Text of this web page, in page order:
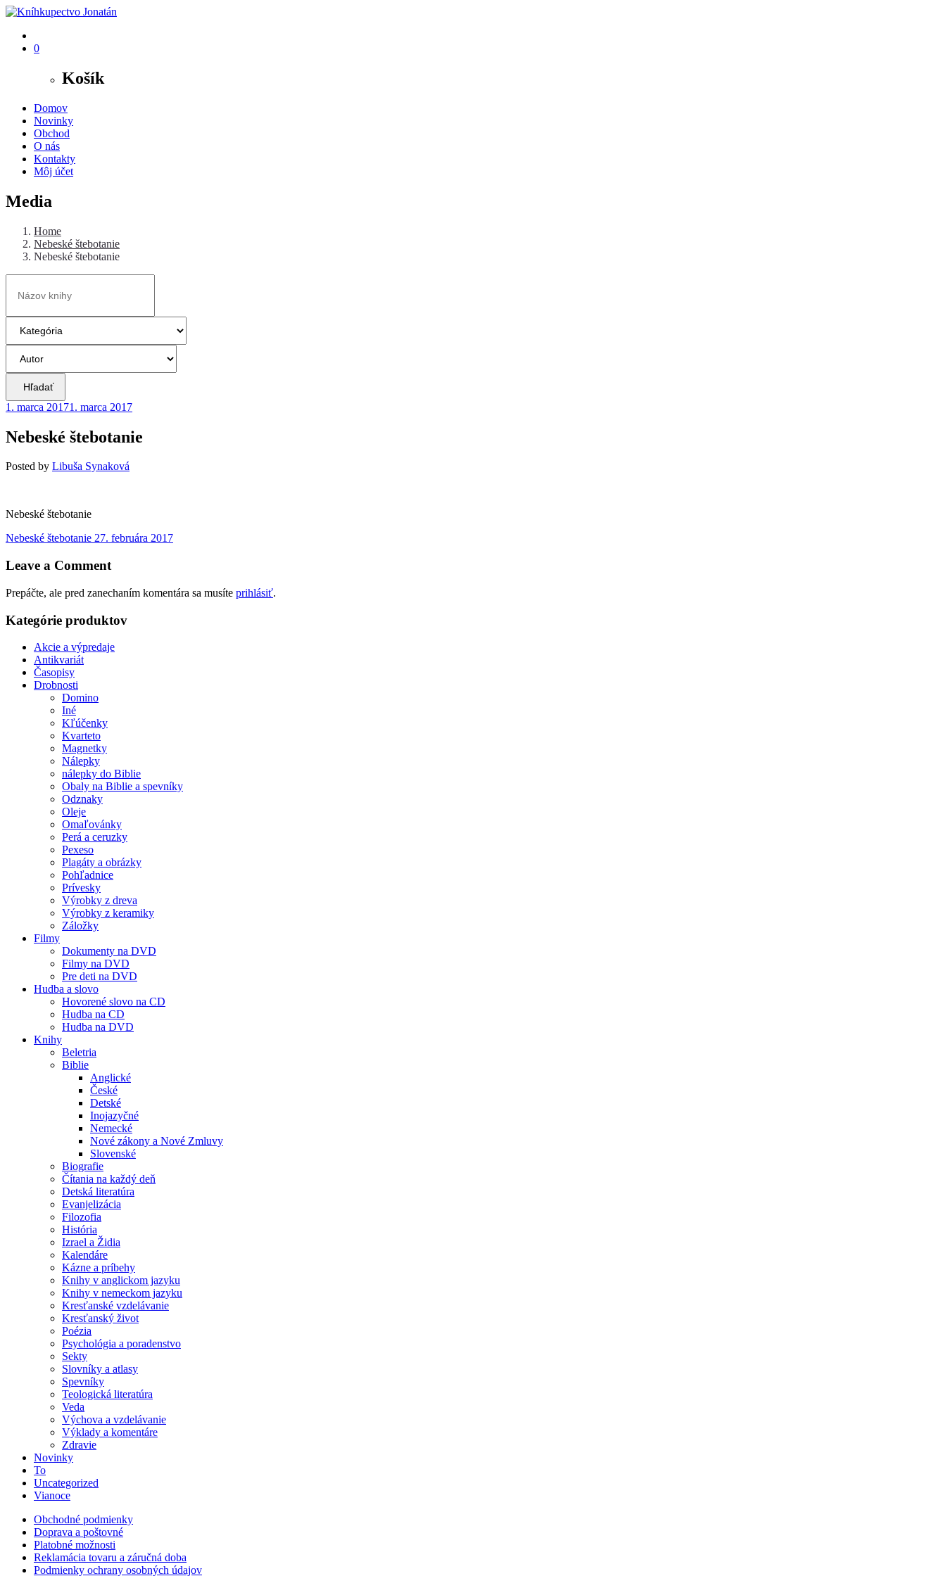
0
Košík
Domov
Novinky
Obchod
O nás
Kontakty
Môj účet
Media
Home
Nebeské štebotanie
Nebeské štebotanie
Hľadať
1. marca 20171. marca 2017
Nebeské štebotanie
Posted by Libuša Synaková
Nebeské štebotanie
Navigácia
v
Nebeské štebotanie Previous
27. februára 2017
Leave a Comment
Prepáčte, ale pred zanechaním komentára sa musíte prihlásiť.
Kategórie produktov
Akcie a výpredaje
Antikvariát
Časopisy
Drobnosti
Domino
Iné
Kľúčenky
Kvarteto
Magnetky
Nálepky
nálepky do Biblie
Obaly na Biblie a spevníky
Odznaky
Oleje
Omaľovánky
Perá a ceruzky
Pexeso
Plagáty a obrázky
Pohľadnice
Prívesky
Výrobky z dreva
Výrobky z keramiky
Záložky
Filmy
Dokumenty na DVD
Filmy na DVD
Pre deti na DVD
Hudba a slovo
Hovorené slovo na CD
Hudba na CD
Hudba na DVD
Knihy
Beletria
Biblie
Anglické
České
Detské
Inojazyčné
Nemecké
Nové zákony a Nové Zmluvy
Slovenské
Biografie
Čítania na každý deň
Detská literatúra
Evanjelizácia
Filozofia
História
Izrael a Židia
Kalendáre
Kázne a príbehy
Knihy v anglickom jazyku
Knihy v nemeckom jazyku
Kresťanské vzdelávanie
Kresťanský život
Poézia
Psychológia a poradenstvo
Sekty
Slovníky a atlasy
Spevníky
Teologická literatúra
Veda
Výchova a vzdelávanie
Výklady a komentáre
Zdravie
Novinky
To
Uncategorized
Vianoce
Obchodné podmienky
Doprava a poštovné
Platobné možnosti
Reklamácia tovaru a záručná doba
Podmienky ochrany osobných údajov